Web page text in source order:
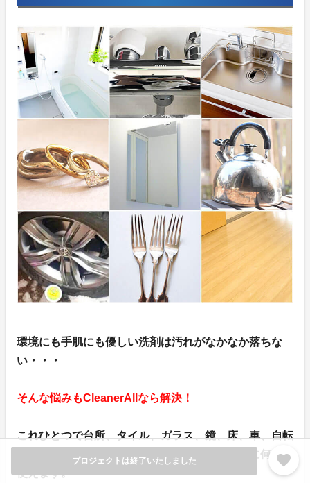
プロジェクトは終了いたしました favorite
環境にも手肌にも優しい洗剤は汚れがなかなか落ちな
い・・・
そんな悩みもCleanerAllなら解決！
これひとつで台所、タイル、ガラス、鏡、床、車、自転
車、フライパン、服、落書きなど住まいの汚れに何でも
使えます。